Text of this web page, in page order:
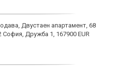
Двустаен апартамент, 68
София, Дружба 1, 167900 EUR